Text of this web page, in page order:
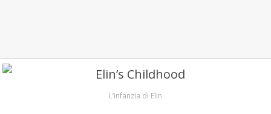
L’infanzia di Elin